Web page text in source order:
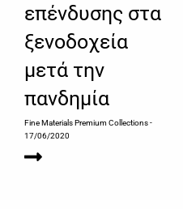
επένδυσης στα
ξενοδοχεία
μετά την
πανδημία
Fine Materials Premium Collections-
17/06/2020